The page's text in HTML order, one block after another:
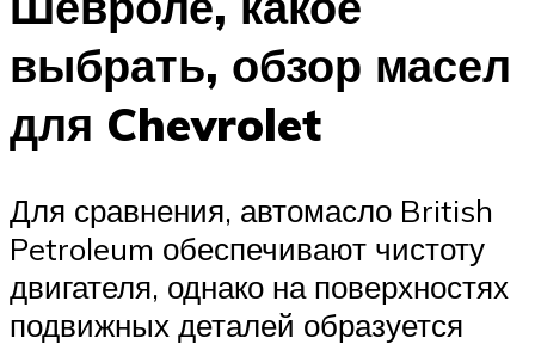
выбрать, обзор масел
для Chevrolet
Для сравнения, автомасло British
Petroleum обеспечивают чистоту
двигателя, однако на поверхностях
подвижных деталей образуется